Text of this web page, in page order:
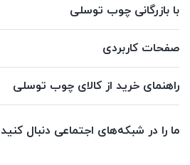
با بازرگانی چوب توسلی
صفحات کاربردی
راهنمای خرید از کالای چوب توسلی
ما را در شبکه‌های اجتماعی دنبال کنید